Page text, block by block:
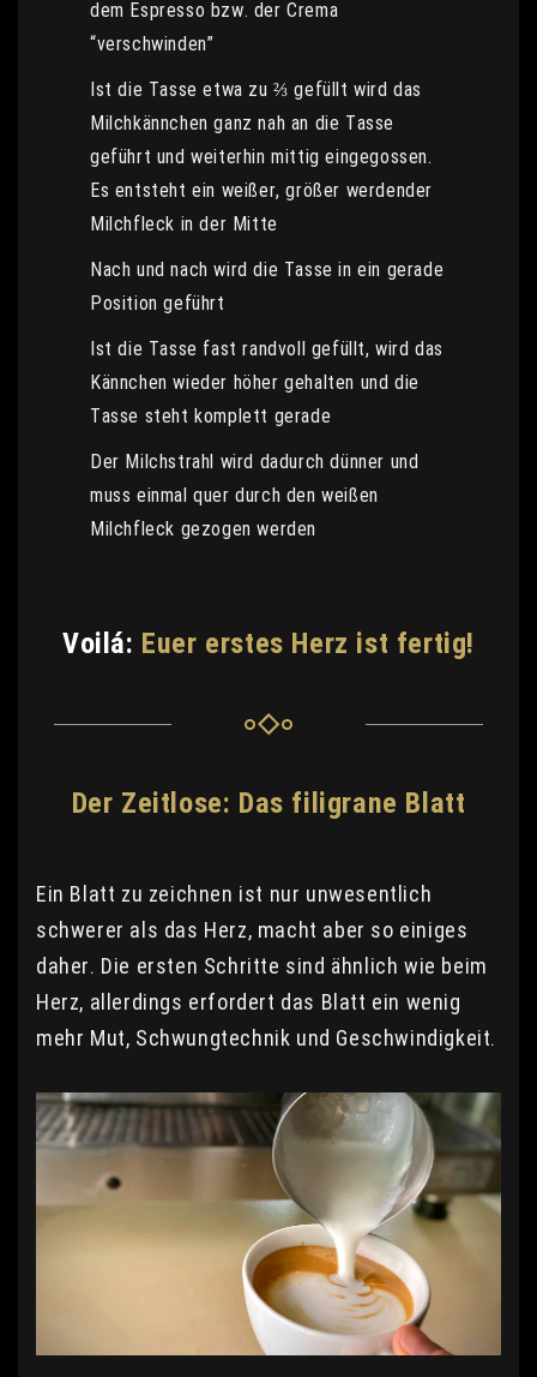
dem Espresso bzw. der Crema
“verschwinden”
Ist die Tasse etwa zu ⅔ gefüllt wird das
Milchkännchen ganz nah an die Tasse
geführt und weiterhin mittig eingegossen.
Es entsteht ein weißer, größer werdender
Milchfleck in der Mitte
Nach und nach wird die Tasse in ein gerade
Position geführt
Ist die Tasse fast randvoll gefüllt, wird das
Kännchen wieder höher gehalten und die
Tasse steht komplett gerade
Der Milchstrahl wird dadurch dünner und
muss einmal quer durch den weißen
Milchfleck gezogen werden
Voilá: Euer erstes Herz ist fertig!
Der Zeitlose: Das filigrane Blatt
Ein Blatt zu zeichnen ist nur unwesentlich
schwerer als das Herz, macht aber so einiges
daher. Die ersten Schritte sind ähnlich wie beim
Herz, allerdings erfordert das Blatt ein wenig
mehr Mut, Schwungtechnik und Geschwindigkeit.